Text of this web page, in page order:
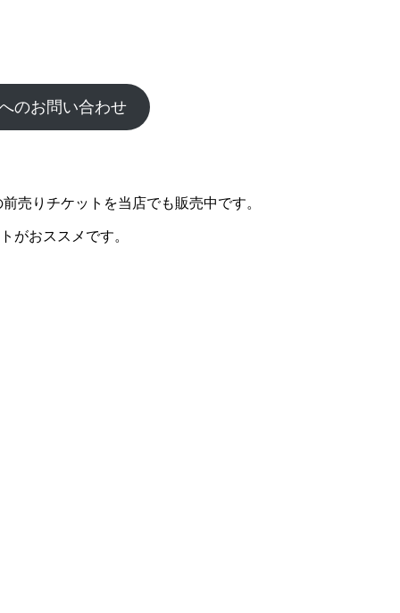
のお問い合わせ
売りチケットを当店でも販売中です。
がおススメです。